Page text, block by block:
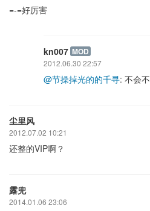
=-=好厉害
kn007 MOD
2012.06.30 22:57
@节操掉光的的千寻: 不会
尘里风
2012.07.02 10:21
还整的VIP啊？
露兜
2014.01.06 23:06